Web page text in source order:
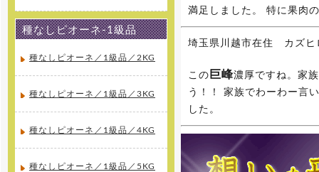
満足しました。 特に果肉
埼玉県川越市在住 カズヒ
この 巨峰濃厚ですね。家
う！！ 家族でわーわー言
した。
種なしピオーネ-1級品
種なしピオーネ／1級品／2KG
種なしピオーネ／1級品／3KG
種なしピオーネ／1級品／4KG
種なしピオーネ／1級品／5KG